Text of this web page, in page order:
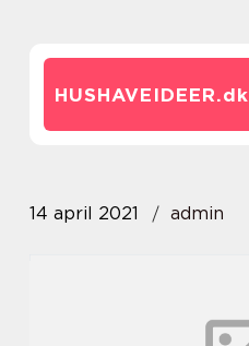
HUSHAVEIDEER.dk
14 april 2021 admin